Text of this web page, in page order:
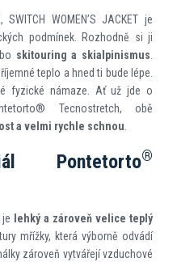
WOMEN’S JACKET je
podmínek. Rozhodně si ji
skitouring a skialpinismus.
teplo a hned ti bude lépe.
fyzické námaze. Ať už jde o
Tecnostretch, obě
a velmi rychle schnou.
Pontetorto®
lehký a zároveň velice teplý
mřížky, která výborně odvádí
zároveň vytvářejí vzduchové